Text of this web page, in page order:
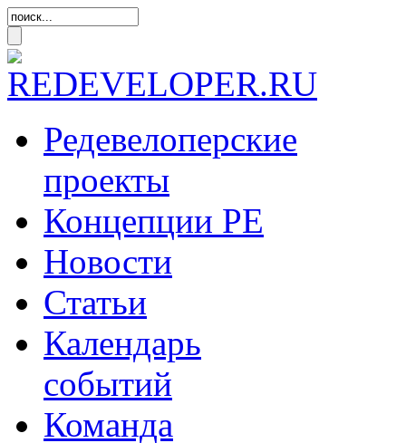
Редевелоперские
проекты
Концепции РЕ
Новости
Статьи
Календарь
событий
Команда